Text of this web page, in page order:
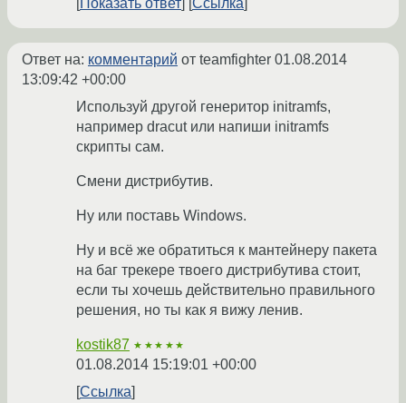
Показать ответ Ссылка
Ответ на: комментарий от teamfighter 01.08.2014
13:09:42 +00:00
Используй другой генеритор initramfs,
например dracut или напиши initramfs
скрипты сам.
Смени дистрибутив.
Ну или поставь Windows.
Ну и всё же обратиться к мантейнеру пакета
на баг трекере твоего дистрибутива стоит,
если ты хочешь действительно правильного
решения, но ты как я вижу ленив.
kostik87 ★★★★★
01.08.2014 15:19:01 +00:00
Ссылка